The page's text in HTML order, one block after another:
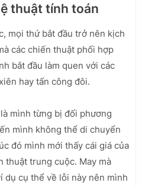
thuật tính toán
mọi thứ bắt đầu trở nên kịch
các chiến thuật phối hợp
bắt đầu làm quen với các
hay tấn công đôi.
mình từng bị đối phương
mình không thể di chuyển
đó mình mới thấy cái giá của
thuật trung cuộc. May mà
dụ cụ thể về lỗi này nên mình